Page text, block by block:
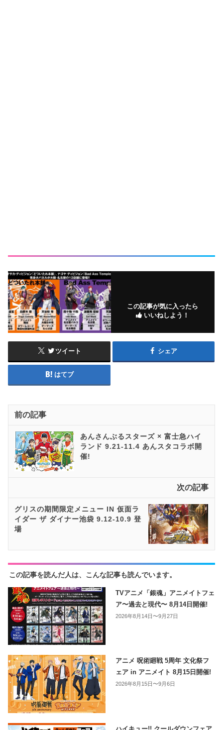
この記事が気に入ったら
いいねしよう！
ツイート シェア
はてブ
前の記事
あんさんぶるスターズ × 富士急ハイ
ランド 9.21-11.4 あんスタコラボ開
催!
次の記事
グリスの期間限定メニュー IN 仮面ラ
イダー ザ ダイナー池袋 9.12-10.9 登
場
この記事を読んだ人は、こんな記事も読んでいます。
TVアニメ「銀魂」アニメイトフェ
ア〜過去と現代〜 8月14日開催!
2026年8月14日〜9月27日
アニメ 呪術廻戦 5周年 文化祭フ
ェア in アニメイト 8月15日開催!
2026年8月15日〜9月6日